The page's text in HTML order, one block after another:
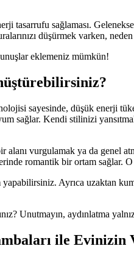
tasarrufu sağlaması.
düşürmek varken,
eklemeniz mümkün!
sayesinde, düşük enerji
sağlar. Kendi stilinizi
vurgulamak ya da genel
romantik bir ortam
Ayrıca uzaktan
Unutmayın, aydınlatma
ile Evinizin